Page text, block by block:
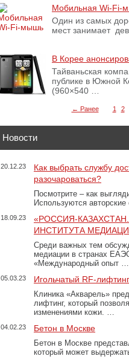
Мобильная Wi-Fi-
Один из самых
мест занимает
В Корее
Тайваньская
публике в Южной
(960×540 …
← Ранее 1 2
Новости
20.12.23
Как выбрать службу
разочароваться?
Посмотрите – как
Используются
18.09.23
«РОССИЯ-
ИНСТИТУТА
Среди важных тем
медиации в странах
«Международный опыт …
05.03.23 Игольчатый RF-
Клиника «Акварель»
лифтинг, который
изменениями кожи. …
04.02.23 Бетон в Москве
Бетон в Москве
который может